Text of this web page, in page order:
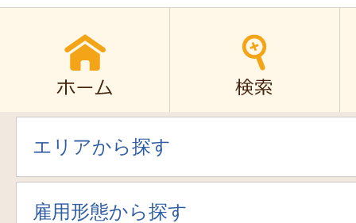
エリアから探す
雇用形態から探す